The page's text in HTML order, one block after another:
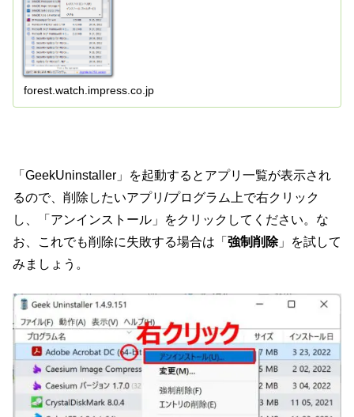
forest.watch.impress.co.jp
「GeekUninstaller」を起動するとアプリ一覧が表示され
るので、削除したいアプリ/プログラム上で右クリック
し、「アンインストール」をクリックしてください。な
お、これでも削除に失敗する場合は「 強制削除」を試して
みましょう。